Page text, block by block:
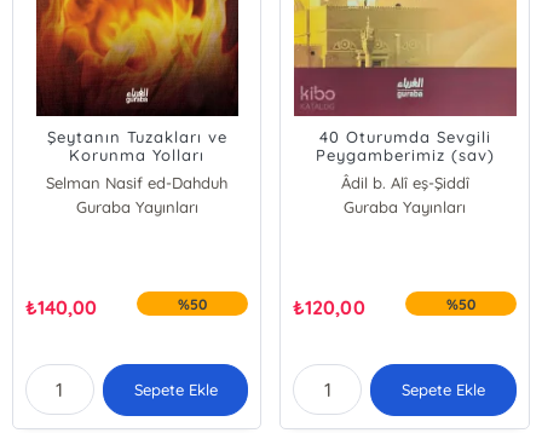
Şeytanın Tuzakları ve
Korunma Yolları
Selman Nasif ed-Dahduh
Guraba Yayınları
₺140,00 %50
Sepete Ekle
40 Oturumda Sevgili
Peygamberimiz (sav)
Âdil b. Alî eş-Şiddî
Guraba Yayınları
₺120,00 %50
Sepete Ekle